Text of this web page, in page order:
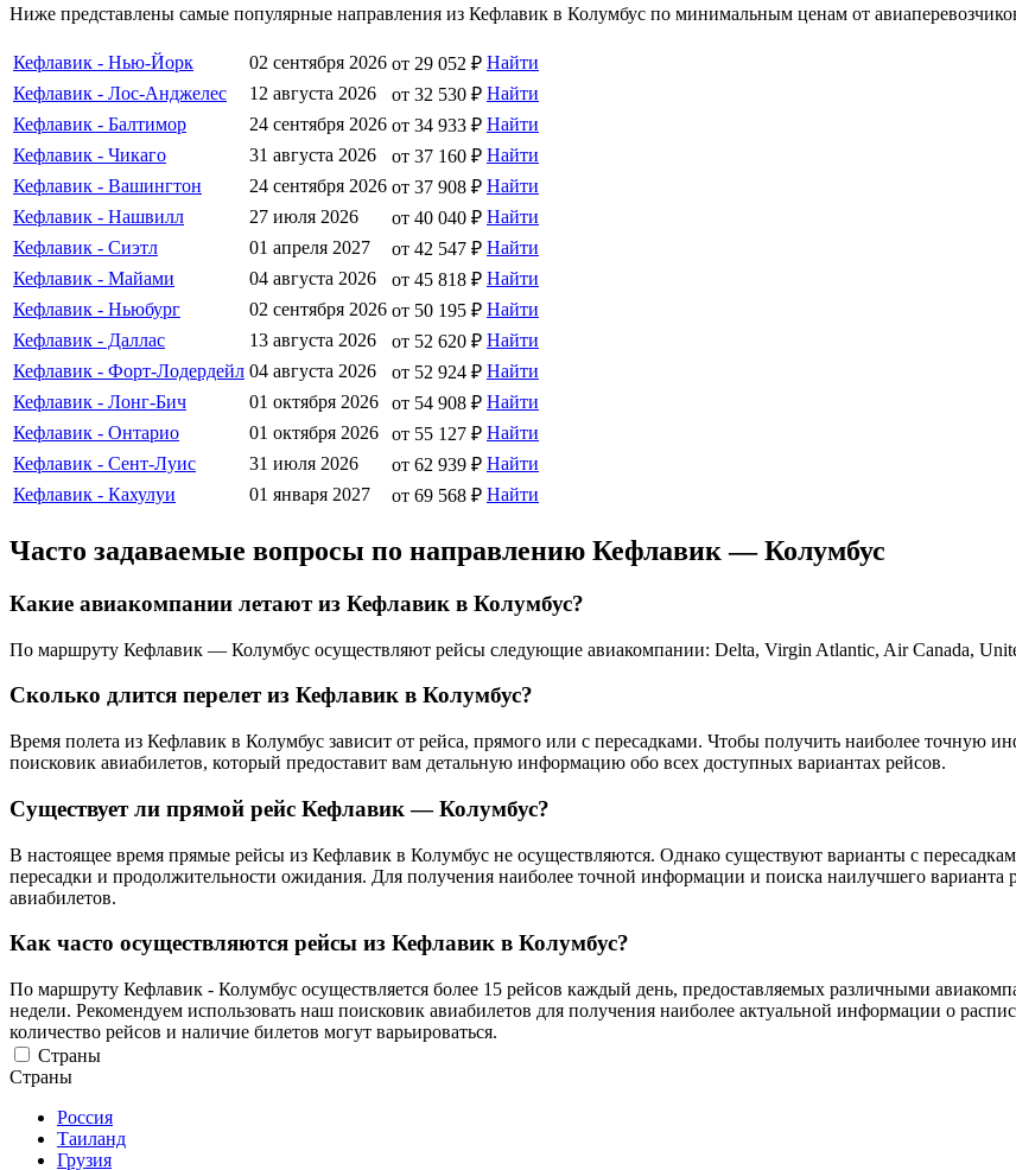
Ниже представлены самые популярные направления из Кефлавик в Колумбус по минимальным ценам от
Кефлавик - Нью-Йорк 02 сентября 2026 от 29 052 ₽ Найти
Кефлавик - Лос-Анджелес
12 августа 2026 от 32 530 ₽ Найти
Кефлавик - Балтимор
24 сентября 2026 от 34 933 ₽ Найти
Кефлавик - Чикаго
31 августа 2026 от 37 160 ₽ Найти
Кефлавик - Вашингтон
24 сентября 2026 от 37 908 ₽ Найти
Кефлавик - Нашвилл
27 июля 2026 от 40 040 ₽ Найти
Кефлавик - Сиэтл
01 апреля 2027 от 42 547 ₽ Найти
Кефлавик - Майами
04 августа 2026 от 45 818 ₽ Найти
Кефлавик - Ньюбург
02 сентября 2026 от 50 195 ₽ Найти
Кефлавик - Даллас
13 августа 2026 от 52 620 ₽ Найти
Кефлавик - Форт-Лодердейл 04 августа 2026 от 52 924 ₽ Найти
Кефлавик - Лонг-Бич
01 октября 2026 от 54 908 ₽ Найти
Кефлавик - Онтарио
01 октября 2026 от 55 127 ₽ Найти
Кефлавик - Сент-Луис
31 июля 2026 от 62 939 ₽ Найти
Кефлавик - Кахулуи
01 января 2027 от 69 568 ₽ Найти
Часто задаваемые вопросы по направлению Кефлавик — Колумбус
Какие авиакомпании летают из Кефлавик в Колумбус?
По маршруту Кефлавик — Колумбус осуществляют рейсы следующие авиакомпании: Delta, Virgin Atlantic, Air Canada,
Сколько длится перелет из Кефлавик в Колумбус?
Время полета из Кефлавик в Колумбус зависит от рейса, прямого или с пересадками. Чтобы получить наиболее точную
поисковик авиабилетов, который предоставит вам детальную информацию обо всех доступных вариантах рейсов.
Существует ли прямой рейс Кефлавик — Колумбус?
В настоящее время прямые рейсы из Кефлавик в Колумбус не осуществляются. Однако существуют варианты с
пересадки и продолжительности ожидания. Для получения наиболее точной информации и поиска наилучшего варианта
авиабилетов.
Как часто осуществляются рейсы из Кефлавик в Колумбус?
По маршруту Кефлавик - Колумбус осуществляется более 15 рейсов каждый день, предоставляемых различными
недели. Рекомендуем использовать наш поисковик авиабилетов для получения наиболее актуальной информации о
количество рейсов и наличие билетов могут варьироваться.
Страны
Страны
Россия
Таиланд
Грузия